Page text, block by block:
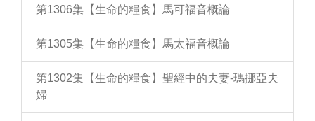
第1306集【生命的糧食】馬可福音概論
第1305集【生命的糧食】馬太福音概論
第1302集【生命的糧食】聖經中的夫妻-瑪挪亞夫
婦